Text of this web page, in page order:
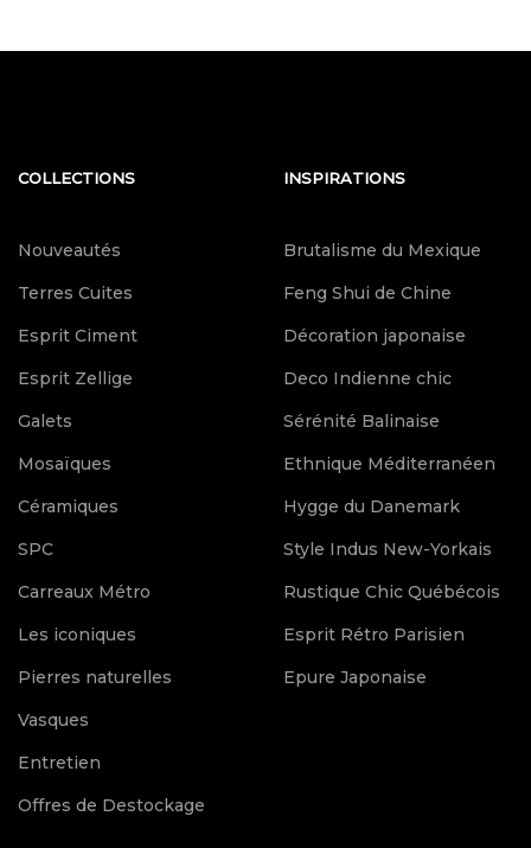
COLLECTIONS
Nouveautés
Terres Cuites
Esprit Ciment
Esprit Zellige
Galets
Mosaïques
Céramiques
SPC
Carreaux Métro
Les iconiques
Pierres naturelles
Vasques
Entretien
Offres de Destockage
INSPIRATIONS
Brutalisme du Mexique
Feng Shui de Chine
Décoration japonaise
Deco Indienne chic
Sérénité Balinaise
Ethnique Méditerranéen
Hygge du Danemark
Style Indus New-Yorkais
Rustique Chic Québécois
Esprit Rétro Parisien
Epure Japonaise